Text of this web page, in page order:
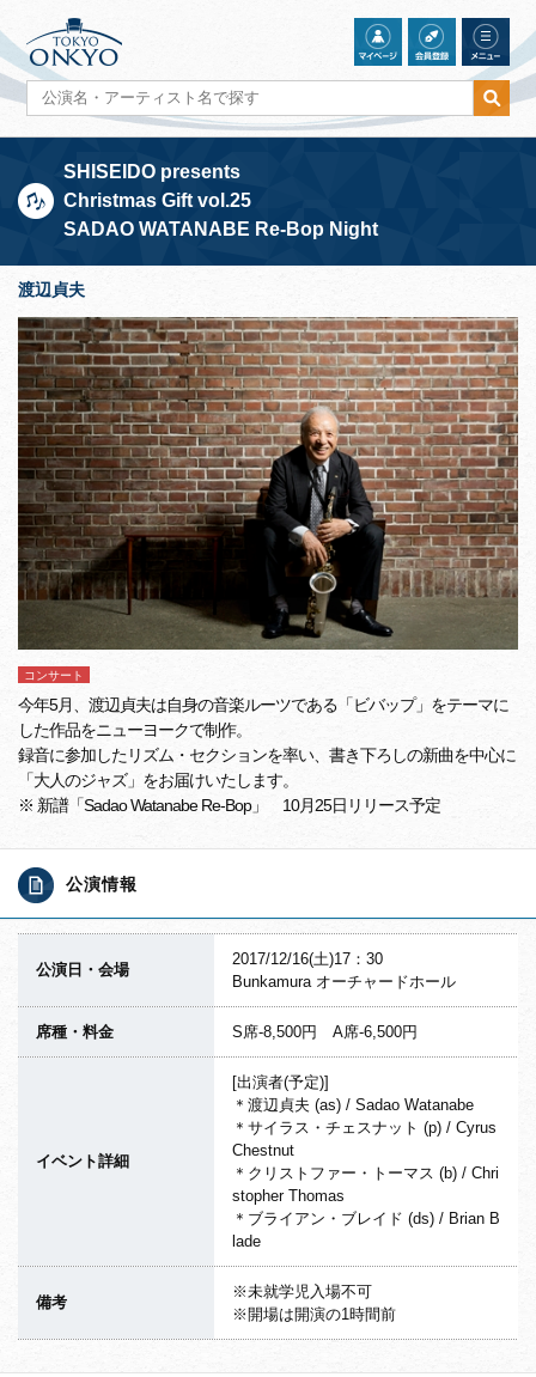
SHISEIDO presents
Christmas Gift vol.25
SADAO WATANABE Re-Bop Night
渡辺貞夫
コンサート
今年5月、渡辺貞夫は自身の音楽ルーツである「ビバップ」をテーマに
した作品をニューヨークで制作。
録音に参加したリズム・セクションを率い、書き下ろしの新曲を中心に
「大人のジャズ」をお届けいたします。
※ 新譜「Sadao Watanabe Re-Bop」 10月25日リリース予定
公演情報
公演日・会場
2017/12/16(土)17：30
Bunkamura オーチャードホール
席種・料金 S席-8,500円 A席-6,500円
イベント詳細
[出演者(予定)]
＊渡辺貞夫 (as) / Sadao Watanabe
＊サイラス・チェスナット (p) / Cyrus
Chestnut
＊クリストファー・トーマス (b) / Chri
stopher Thomas
＊ブライアン・ブレイド (ds) / Brian B
lade
備考
※未就学児入場不可
※開場は開演の1時間前